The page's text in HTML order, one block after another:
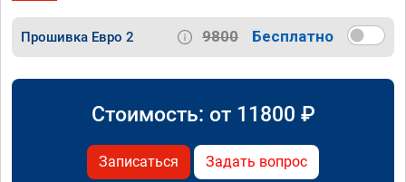
Прошивка Евро 2 9800 Бесплатно
Стоимость: от 11800 ₽
Записаться Задать вопрос